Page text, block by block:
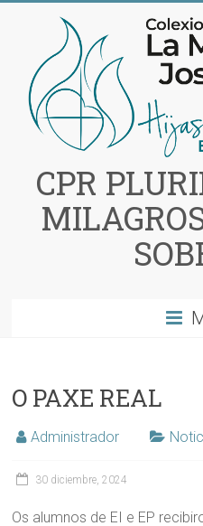
contenido
CPR
O PAXE REAL
Administrador
30 diciembre, 2024
Os alumnos de EI e EP